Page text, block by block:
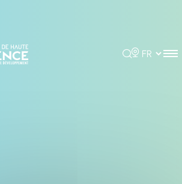
Rechercher
Choisir la